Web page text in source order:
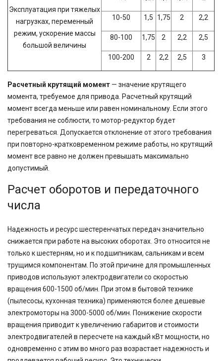
Эксплуатация при тяжелых
нагрузках, переменный
режим, ускорение массы
большой величины
10-50 1,5 1,75 2 2,2
80-100 1,75 2 2,2 2,5
100-200 2 2,2 2,5 3
Расчетный крутящий момент — значение крутящего
момента, требуемое для привода. Расчетный крутящий
момент всегда меньше или равен номинальному. Если этого
требования не соблюсти, то мотор-редуктор будет
перегреваться. Допускается отклонение от этого требования
при повторно-кратковременном режиме работы, но крутящий
момент все равно не должен превышать максимально
допустимый.
Расчет оборотов и передаточного
числа
Надежность и ресурс шестеренчатых передач значительно
снижается при работе на высоких оборотах. Это относится не
только к шестерням, но и к подшипникам, сальникам и всем
трущимся компонентам. По этой причине для промышленных
приводов используют электродвигатели со скоростью
вращения 600-1500 об/мин. При этом в бытовой технике
(пылесосы, кухонная техника) применяются более дешевые
электромоторы на 3000-5000 об/мин. Понижение скорости
вращения приводит к увеличению габаритов и стоимости
электродвигателей в пересчете на каждый кВт мощности, но
одновременно с этим во много раз возрастает надежность и